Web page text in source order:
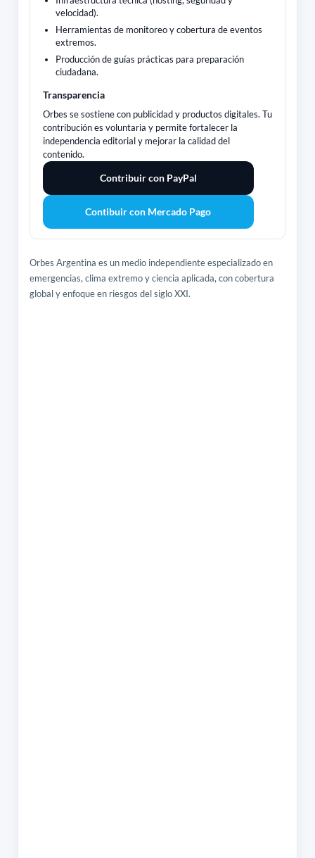
velocidad).
Herramientas de monitoreo y cobertura de eventos
extremos.
Producción de guías prácticas para preparación
ciudadana.
Transparencia
Orbes se sostiene con publicidad y productos digitales. Tu
contribución es voluntaria y permite fortalecer la
independencia editorial y mejorar la calidad del
contenido.
Contribuir con PayPal
Contibuir con Mercado Pago
Orbes Argentina es un medio independiente especializado en
emergencias, clima extremo y ciencia aplicada, con cobertura
global y enfoque en riesgos del siglo XXI.